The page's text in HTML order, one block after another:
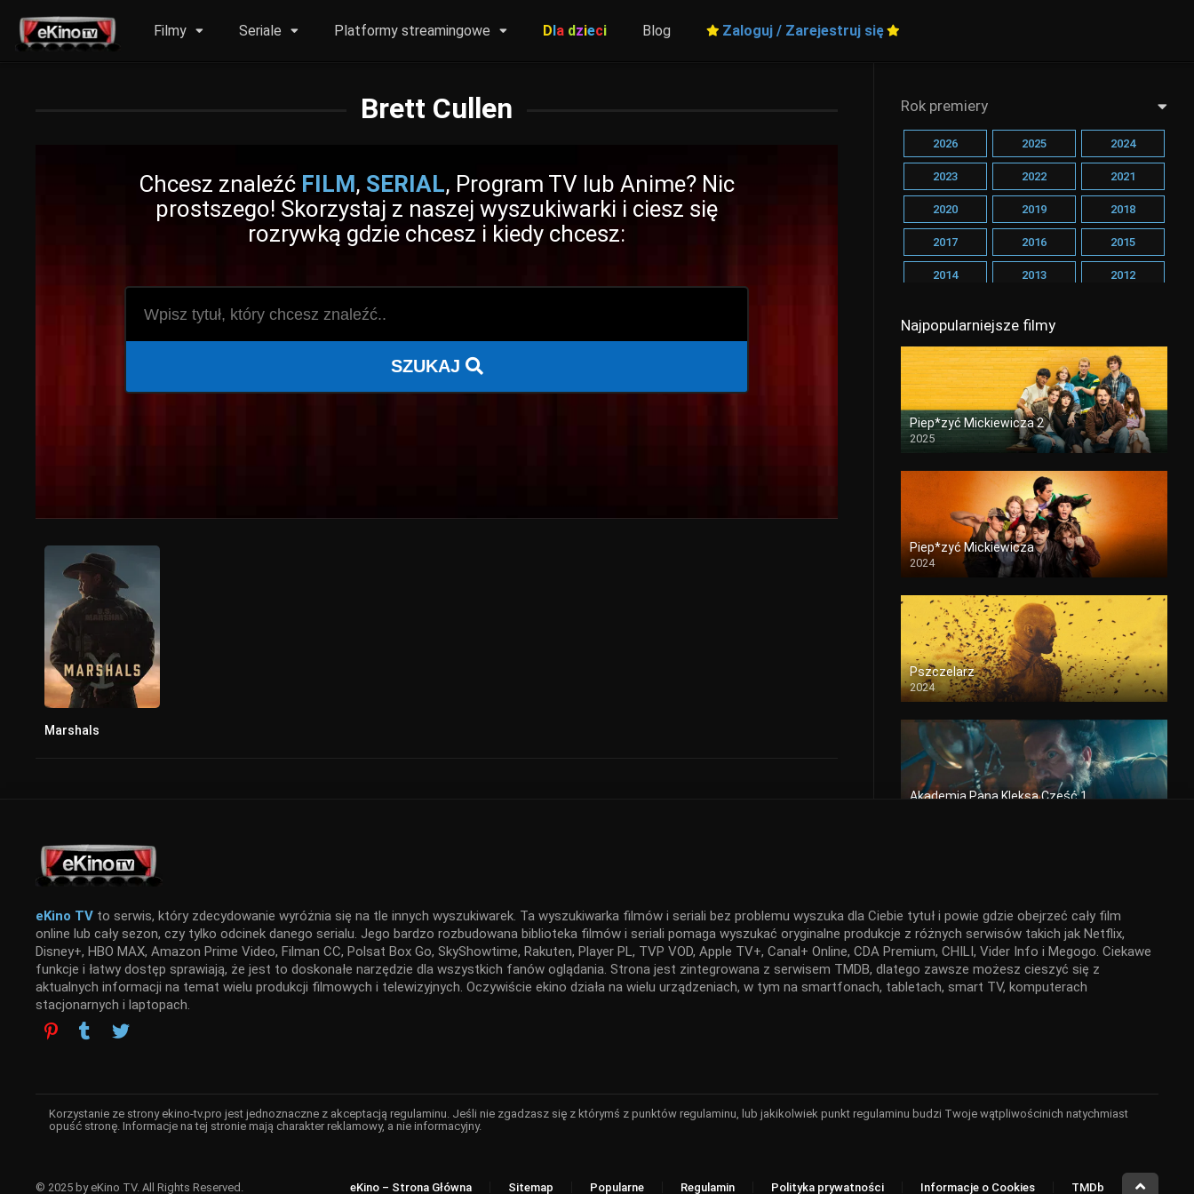
Filmy Seriale Platformy streamingowe Dla dzieci Blog Zaloguj / Zarejestruj się
Brett Cullen
Chcesz znaleźć FILM, SERIAL, Program TV lub Anime? Nic
prostszego! Skorzystaj z naszej wyszukiwarki i ciesz się
rozrywką gdzie chcesz i kiedy chcesz:
SZUKAJ
Marshals
Rok premiery
2026 2025 2024
2023 2022 2021
2020 2019 2018
2017 2016 2015
2014 2013 2012
2005 2004 2003
2002 2001 2000
1999 1997 1996
1995 1994 1993
1990
1986 1985 1984
1983 1981 1980
1979 1977 1973
1972 1971 1970
1968
Najpopularniejsze filmy
Piep*zyć Mickiewicza 2
2025
Piep*zyć Mickiewicza
2024
Pszczelarz
2024
Akademia Pana Kleksa Część 1
Tylko nie ty
2023
2026
eKino TV to serwis, który zdecydowanie wyróżnia się na tle innych wyszukiwarek. Ta wyszukiwarka filmów i seriali bez problemu wyszuka dla Ciebie tytuł i powie gdzie obejrzeć cały film
online lub cały sezon, czy tylko odcinek danego serialu. Jego bardzo rozbudowana biblioteka filmów i seriali pomaga wyszukać oryginalne produkcje z różnych serwisów takich jak Netflix,
Disney+, HBO MAX, Amazon Prime Video, Filman CC, Polsat Box Go, SkyShowtime, Rakuten, Player PL, TVP VOD, Apple TV+, Canal+ Online, CDA Premium, CHILI, Vider Info i Megogo. Ciekawe
funkcje i łatwy dostęp sprawiają, że jest to doskonałe narzędzie dla wszystkich fanów oglądania. Strona jest zintegrowana z serwisem TMDB, dlatego zawsze możesz cieszyć się z
aktualnych informacji na temat wielu produkcji filmowych i telewizyjnych. Oczywiście ekino działa na wielu urządzeniach, w tym na smartfonach, tabletach, smart TV, komputerach
stacjonarnych i laptopach.
Korzystanie ze strony ekino-tv.pro jest jednoznaczne z akceptacją regulaminu. Jeśli nie zgadzasz się z którymś z punktów regulaminu, lub jakikolwiek punkt regulaminu budzi Twoje wątpliwościnich natychmiast
opuść stronę. Informacje na tej stronie mają charakter reklamowy, a nie informacyjny.
© 2025 by eKino TV. All Rights Reserved. eKino – Strona Główna Sitemap Popularne Regulamin Polityka prywatności Informacje o Cookies TMDb